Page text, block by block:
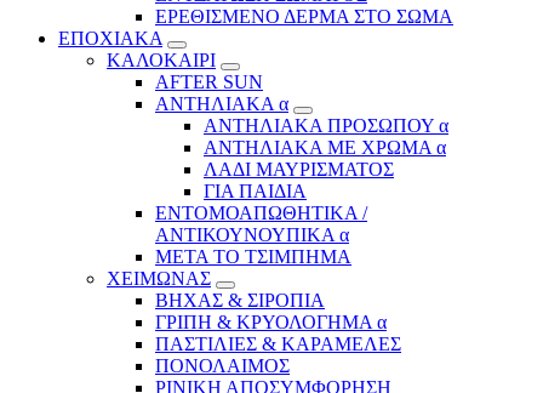
ΕΡΕΘΙΣΜΕΝΟ ΔΕΡΜΑ ΣΤΟ ΣΩΜΑ
ΕΠΟΧΙΑΚΑ
ΚΑΛΟΚΑΙΡΙ
AFTER SUN
ΑΝΤΗΛΙΑΚΑ α
ΑΝΤΗΛΙΑΚΑ ΠΡΟΣΩΠΟΥ α
ΑΝΤΗΛΙΑΚΑ ΜΕ ΧΡΩΜΑ α
ΛΑΔΙ ΜΑΥΡΙΣΜΑΤΟΣ
ΓΙΑ ΠΑΙΔΙΑ
ΕΝΤΟΜΟΑΠΩΘΗΤΙΚΑ /
ΑΝΤΙΚΟΥΝΟΥΠΙΚΑ α
ΜΕΤΑ ΤΟ ΤΣΙΜΠΗΜΑ
ΧΕΙΜΩΝΑΣ
ΒΗΧΑΣ & ΣΙΡΟΠΙΑ
ΓΡΙΠΗ & ΚΡΥΟΛΟΓΗΜΑ α
ΠΑΣΤΙΛΙΕΣ & ΚΑΡΑΜΕΛΕΣ
ΠΟΝΟΛΑΙΜΟΣ
ΡΙΝΙΚΗ ΑΠΟΣΥΜΦΟΡΗΣΗ